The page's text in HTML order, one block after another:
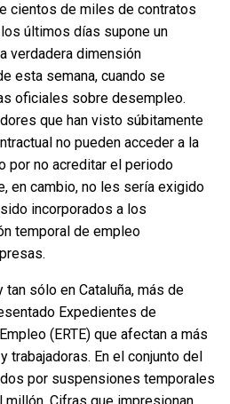
cientos de miles de contratos
últimos días supone un
verdadera dimensión
esta semana, cuando se
oficiales sobre desempleo.
que han visto súbitamente
no pueden acceder a la
por no acreditar el periodo
en cambio, no les sería exigido
incorporados a los
temporal de empleo
tan sólo en Cataluña, más de
Expedientes de
(ERTE) que afectan a más
trabajadoras. En el conjunto del
por suspensiones temporales